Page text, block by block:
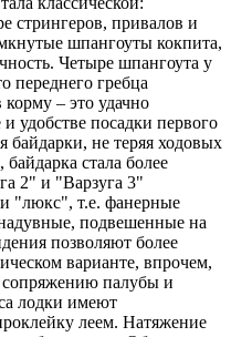
стрингеров, привалов и
шпангоуты кокпита,
Четыре шпангоута у
переднего гребца
– это удачно
удобстве посадки первого
байдарки, не теряя ходовых
стала более
2" и "Варзуга 3"
"люкс", т.е. фанерные
подвешенные на
позволяют более
варианте, впрочем,
сопряжению палубы и
лодки имеют
леем. Натяжение